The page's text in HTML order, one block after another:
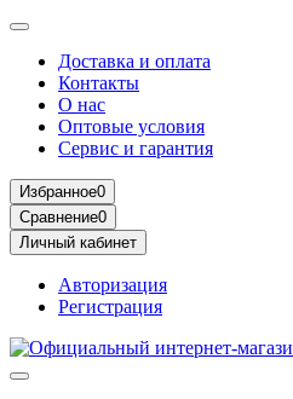
Доставка и оплата
Контакты
О нас
Оптовые условия
Сервис и гарантия
Избранное0
Сравнение0
Личный кабинет
Авторизация
Регистрация